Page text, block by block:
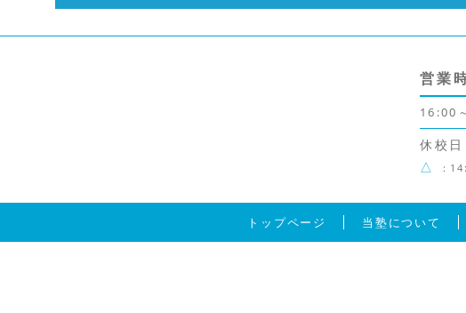
営業
16:00
休校日
△
：
トップページ 当塾について